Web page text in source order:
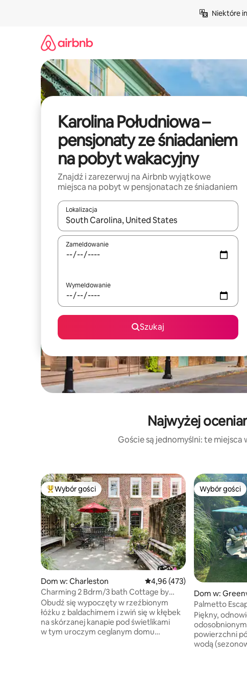
Niektóre
Karolina Południowa –
pensjonaty ze śniadaniem
na pobyt wakacyjny
Znajdź i zarezerwuj na Airbnb wyjątkowe
miejsca na pobyt w pensjonatach ze śniadaniem
Lokalizacja
Gdy wyniki będą dostępne, możesz poruszać się po
Zameldowanie
Wymeldowanie
Szukaj
Najwyżej
Goście są jednomyślni: te
Najpopularniejsze z kategorii Wybór gości
Wybór gości
Dom w: Charleston Średnia ocena: 4,96 na 5,
4,96 (473)
Charming 2 Bdrm/3 bath Cottage by
Marion Square
Obudź się wypoczęty w rzeźbionym
łóżku z baldachimem i zwiń się w kłębek
na skórzanej kanapie pod świetlikami
w tym uroczym ceglanym domu
Wybór gości
Wybór gości
Dom w:
Palmetto
rodzinom, 6,6
Piękny,
powierzchni
wodą